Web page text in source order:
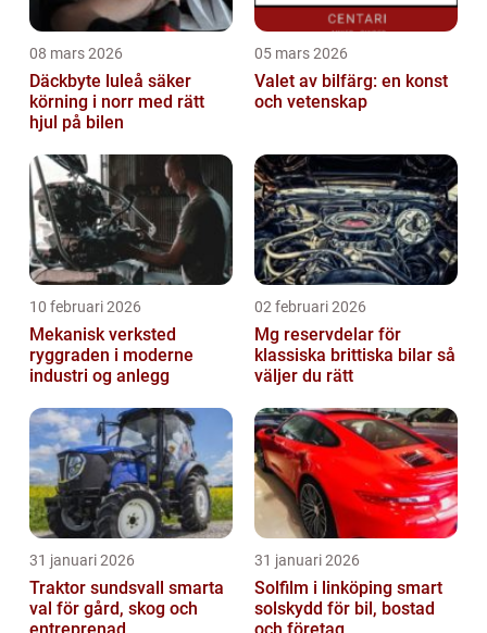
08 mars 2026
Däckbyte luleå säker
körning i norr med rätt
hjul på bilen
05 mars 2026
Valet av bilfärg: en konst
och vetenskap
10 februari 2026
Mekanisk verksted
ryggraden i moderne
industri og anlegg
02 februari 2026
Mg reservdelar för
klassiska brittiska bilar så
väljer du rätt
31 januari 2026
Traktor sundsvall smarta
val för gård, skog och
31 januari 2026
Solfilm i linköping smart
solskydd för bil, bostad